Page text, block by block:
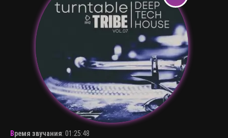
Время звучания: 01:25:48